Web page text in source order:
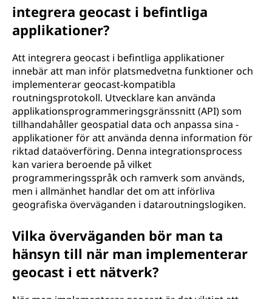
integrera geocast i befintliga
applikationer?
Att integrera geocast i befintliga applikationer
innebär att man inför platsmedvetna funktioner och
implementerar geocast-kompatibla
routningsprotokoll. Utvecklare kan använda
applikationsprogrammeringsgränssnitt (API) som
tillhandahåller geospatial data och anpassa sina -
applikationer för att använda denna information för
riktad dataöverföring. Denna integrationsprocess
kan variera beroende på vilket
programmeringsspråk och ramverk som används,
men i allmänhet handlar det om att införliva
geografiska överväganden i dataroutningslogiken.
Vilka överväganden bör man ta
hänsyn till när man implementerar
geocast i ett nätverk?